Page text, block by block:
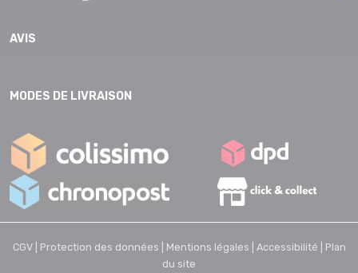
AVIS
MODES DE LIVRAISON
CGV | Protection des données | Mentions légales | Accessibilité | Plan
du site